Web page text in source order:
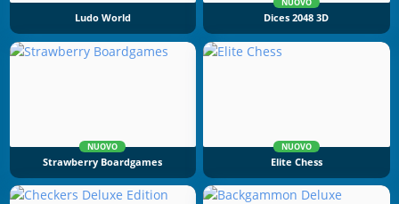
Ludo World
NUOVO
Dices 2048 3D
NUOVO
Strawberry Boardgames
NUOVO
Elite Chess